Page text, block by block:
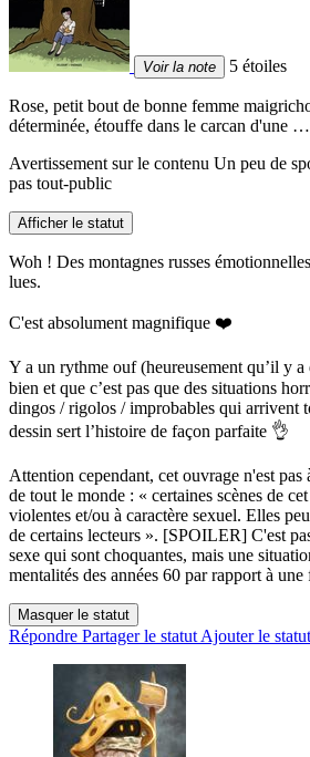
Voir la note 5 étoiles
Rose, petit bout de bonne femme
déterminée, étouffe dans le carcan d'une …
Avertissement sur le contenu Un peu de
pas tout-public
Afficher le statut
Woh ! Des montagnes russes
lues.
C'est absolument magnifique ❤️
Y a un rythme ouf (heureusement qu’il y a
bien et que c’est pas que des situations
dingos / rigolos / improbables qui arrivent
dessin sert l’histoire de façon parfaite 👌
Attention cependant, cet ouvrage n'est pas
de tout le monde : « certaines scènes de
violentes et/ou à caractère sexuel. Elles
de certains lecteurs ». [SPOILER] C'est
sexe qui sont choquantes, mais une
mentalités des années 60 par rapport à
Masquer le statut
Répondre Partager le statut Ajouter le